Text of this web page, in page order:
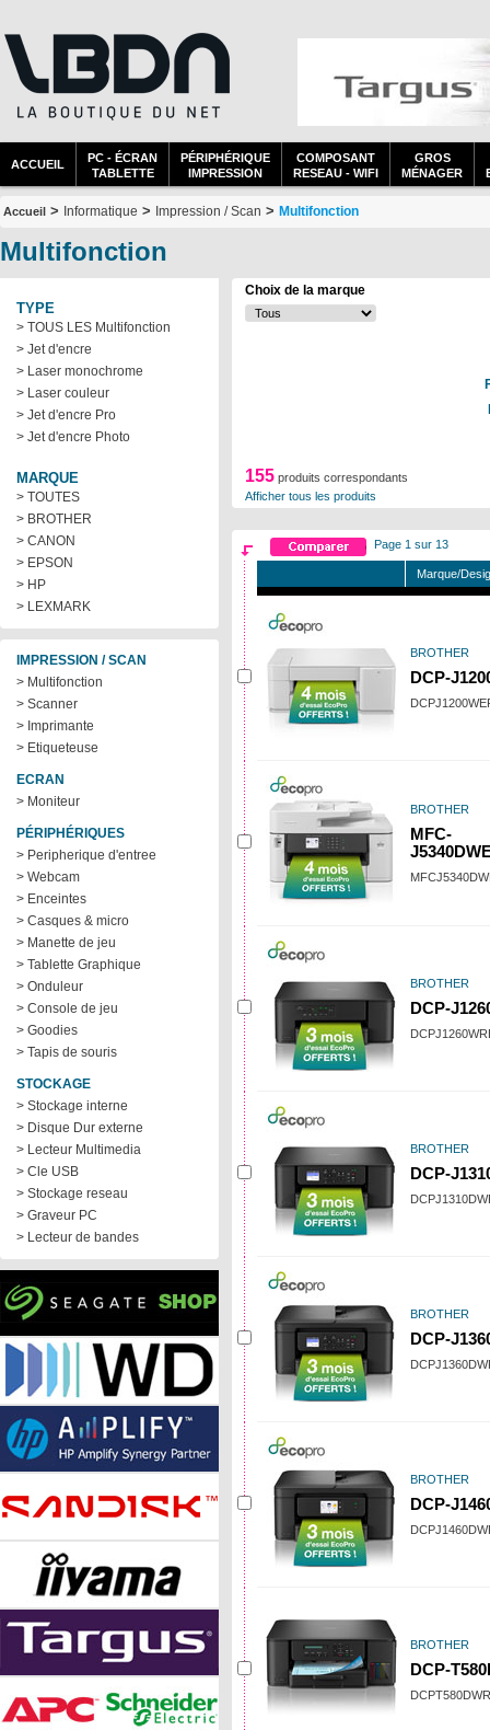
ACCUEIL
PC - ÉCRAN
TABLETTE
PÉRIPHÉRIQUE
IMPRESSION
COMPOSANT
RESEAU - WIFI
GROS
MÉNAGER
Accueil > Informatique > Impression / Scan > Multifonction
Multifonction
TYPE
> TOUS LES Multifonction
> Jet d'encre
> Laser monochrome
> Laser couleur
> Jet d'encre Pro
> Jet d'encre Photo
MARQUE
> TOUTES
> BROTHER
> CANON
> EPSON
> HP
> LEXMARK
IMPRESSION / SCAN
> Multifonction
> Scanner
> Imprimante
> Etiqueteuse
ECRAN
> Moniteur
PÉRIPHÉRIQUES
> Peripherique d'entree
> Webcam
> Enceintes
> Casques & micro
> Manette de jeu
> Tablette Graphique
> Onduleur
> Console de jeu
> Goodies
> Tapis de souris
STOCKAGE
> Stockage interne
> Disque Dur externe
> Lecteur Multimedia
> Cle USB
> Stockage reseau
> Graveur PC
> Lecteur de bandes
Choix de la marque
155 produits correspondants
Afficher tous les produits
Page 1 sur 13
Marque/
BROTHER
DCP-
BROTHER
MFC-
BROTHER
DCP-
BROTHER
DCP-
BROTHER
DCP-
BROTHER
DCP-
BROTHER
DCP-